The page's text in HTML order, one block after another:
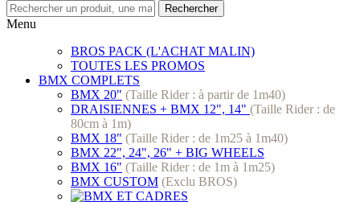
Rechercher
Menu
BROS PACK (L'ACHAT MALIN)
TOUTES LES PROMOS
BMX COMPLETS
BMX 20" (Taille Rider : à partir de 1m40)
DRAISIENNES + BMX 12", 14" (Taille Rider : de
80cm à 1m)
BMX 18" (Taille Rider : de 1m25 à 1m40)
BMX 22", 24", 26" + BIG WHEELS
BMX 16" (Taille Rider : de 1m à 1m25)
BMX CUSTOM (Exclu BROS)